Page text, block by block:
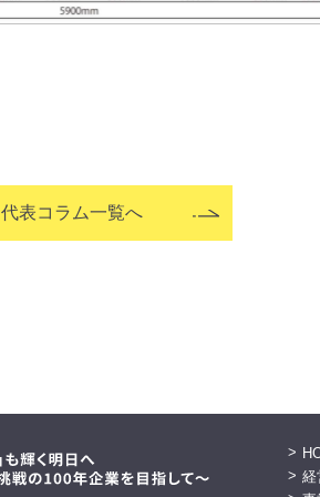
代表コラム一覧へ
経